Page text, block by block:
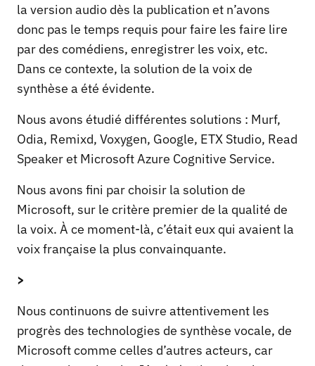
la version audio dès la publication et n’avons
donc pas le temps requis pour faire les faire lire
par des comédiens, enregistrer les voix, etc.
Dans ce contexte, la solution de la voix de
synthèse a été évidente.
Nous avons étudié différentes solutions : Murf,
Odia, Remixd, Voxygen, Google, ETX Studio, Read
Speaker et Microsoft Azure Cognitive Service.
Nous avons fini par choisir la solution de
Microsoft, sur le critère premier de la qualité de
la voix. À ce moment-là, c’était eux qui avaient la
voix française la plus convainquante.
>
Nous continuons de suivre attentivement les
progrès des technologies de synthèse vocale, de
Microsoft comme celles d’autres acteurs, car